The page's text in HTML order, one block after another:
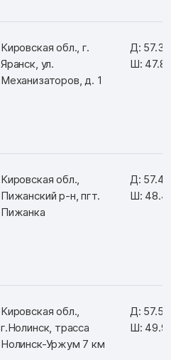
Кировская обл., г.
Яранск, ул.
Механизаторов, д. 1
Д:
Ш:
Кировская обл.,
Пижанский р-н, пгт.
Пижанка
Д:
Ш:
Кировская обл.,
г.Нолинск, трасса
Нолинск-Уржум 7 км
Д:
Ш: